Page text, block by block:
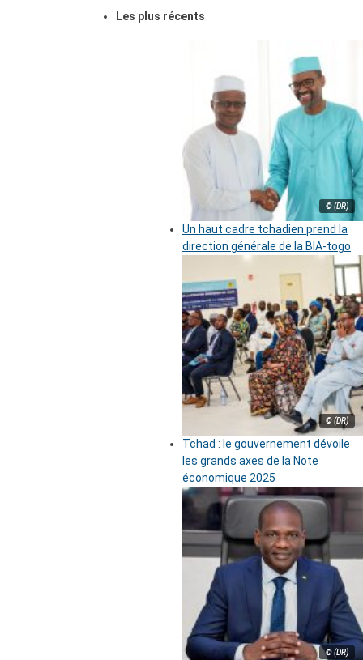
Les plus récents
© (DR)
Un haut cadre tchadien prend la
direction générale de la BIA-togo
© (DR)
Tchad : le gouvernement dévoile
les grands axes de la Note
économique 2025
© (DR)